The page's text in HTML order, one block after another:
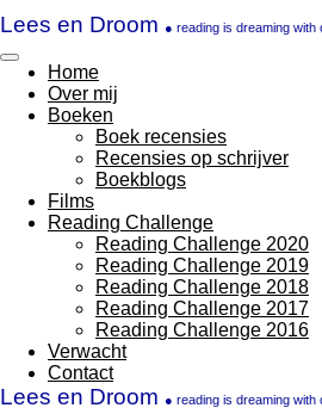
Ga
naar
hoofdinhoud
Lees en Droom ● reading is dreaming with
Home
Over mij
Boeken
Boek recensies
Recensies op schrijver
Boekblogs
Films
Reading Challenge
Reading Challenge 2020
Reading Challenge 2019
Reading Challenge 2018
Reading Challenge 2017
Reading Challenge 2016
Verwacht
Contact
Lees en Droom ● reading is dreaming with